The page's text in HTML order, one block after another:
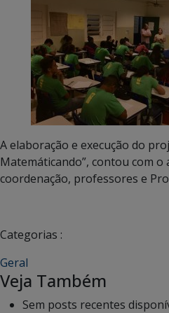
A elaboração e execução do
Matemáticando”, contou com o
coordenação, professores e
Categorias :
Geral
Veja Também
Sem posts recentes